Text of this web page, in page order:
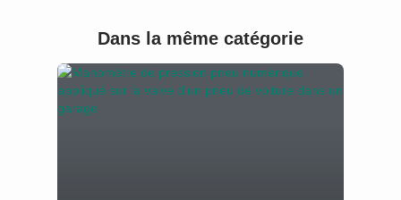
Dans la même catégorie